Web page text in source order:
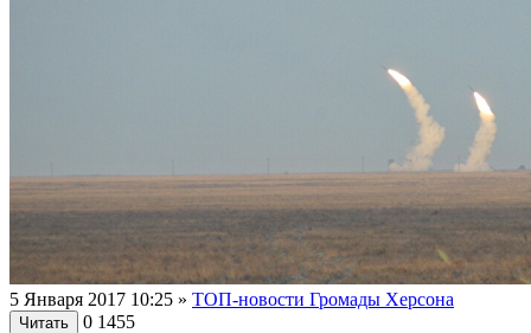
5 Января 2017 10:25 » ТОП-новости Громады Херсона
Читать 0 1455